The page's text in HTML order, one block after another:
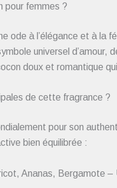
pour femmes ?
ode à l’élégance et à
universel d’amour,
doux et romantique
de cette fragrance ?
pour son
bien équilibrée :
Ananas, Bergamote